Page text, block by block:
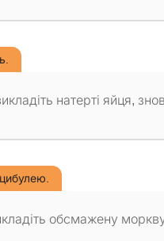
натерті яйця,
обсмажену